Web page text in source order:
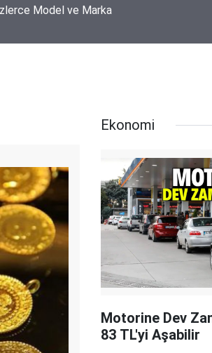
40 Ton Arpa Kül Oldu
Ekonomi
Motorine Dev
83 TL'yi Aşabilir